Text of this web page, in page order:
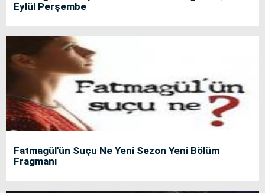
Eylül Perşembe
Fatmagül'ün Suçu Ne Yeni Sezon Yeni Bölüm
Fragmanı